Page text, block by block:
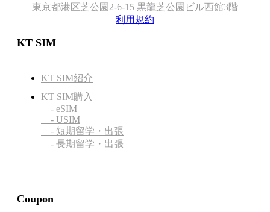
東京都港区芝公園2-6-15 黒龍芝公園ビル西館3階
利用規約
KT SIM
KT SIM紹介
KT SIM購入
- eSIM
- USIM
- 短期留学・出張
- 長期留学・出張
Coupon